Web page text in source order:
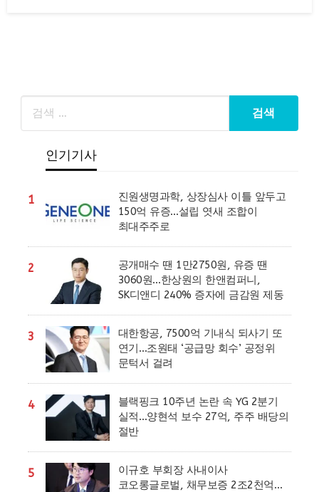
인기기사
1
진원생명과학, 상장심사 이틀 앞두고
150억 유증…설립 엿새 조합이
최대주주로
2
공개매수 땐 1만2750원, 유증 땐
3060원…한상원의 한앤컴퍼니,
SK디앤디 240% 증자에 금감원 제동
3
대한항공, 7500억 기내식 되사기 또
연기…조원태 ‘공급망 회수’ 공정위
문턱서 걸려
4
블랙핑크 10주년 논란 속 YG 2분기
실적…양현석 보수 27억, 주주 배당의
절반
5
이규호 부회장 사내이사
코오롱글로벌, 채무보증 2조2천억…